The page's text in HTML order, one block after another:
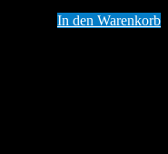
In den Warenkorb